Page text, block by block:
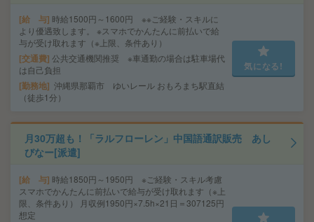
給 与 時給1500円～1600円 ※※ご経験・スキルに
より優遇致します。 ※スマホでかんたんに前払いで給
与が受け取れます（※上限、条件あり）
交通費 公共交通機関推奨 ※車通勤の場合は駐車場代
は自己負担
勤務地 沖縄県那覇市 ゆいレール おもろまち駅直結
（徒歩1分）
気になる!
月30万超も！「ラルフローレン」中国語通訳販売 あし
びなー[派遣]
給 与 時給1850円～1950円 ※ご経験・スキル考慮
スマホでかんたんに前払いで給与が受け取れます（※上
限、条件あり） 月収例1950円×7.5h×21日＝307125円
想定